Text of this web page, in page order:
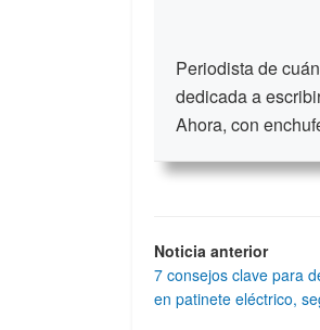
Periodista de
dedicada a
Ahora, con
Noticia anterior
7 consejos clave para
en patinete eléctrico,